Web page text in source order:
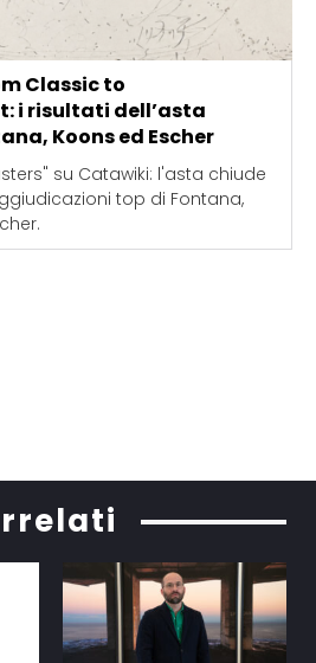
Classic to
i risultati dell’asta
Koons ed Escher
su Catawiki: l'asta chiude
top di Fontana,